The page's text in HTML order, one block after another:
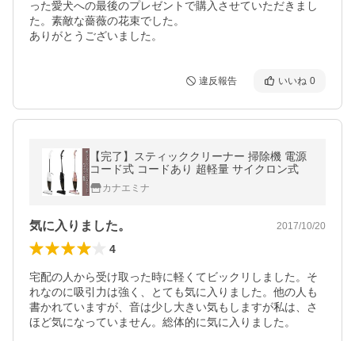
った愛犬への最後のプレゼントで購入させていただきまし
た。素敵な薔薇の花束でした。
ありがとうございました。
違反報告 いいね 0
【完了】スティッククリーナー 掃除機 電源
コード式 コードあり 超軽量 サイクロン式
カナエミナ
気に入りました。 2017/10/20
4
宅配の人から受け取った時に軽くてビックリしました。そ
れなのに吸引力は強く、とても気に入りました。他の人も
書かれていますが、音は少し大きい気もしますが私は、さ
ほど気になっていません。総体的に気に入りました。